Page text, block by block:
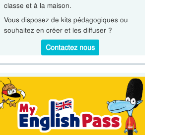
classe et à la maison.
Vous disposez de kits pédagogiques ou
souhaitez en créer et les diffuser ?
Contactez nous